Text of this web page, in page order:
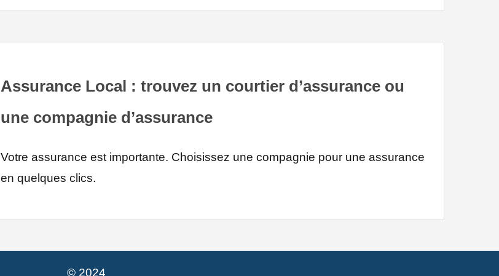
Assurance Local : trouvez un courtier d’assurance ou
une compagnie d’assurance
Votre assurance est importante. Choisissez une compagnie pour une assurance
en quelques clics.
© 2024